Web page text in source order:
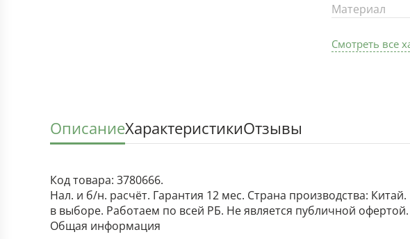
Материал
Смотреть все
ОписаниеХарактеристикиОтзывы
Код товара: 3780666.
Нал. и б/н. расчёт. Гарантия 12 мес. Страна производства:
в выборе. Работаем по всей РБ. Не является публичной офертой.
Общая информация